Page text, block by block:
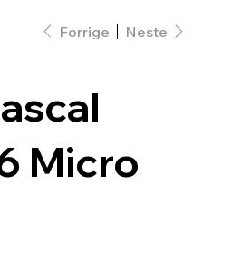
Forrige Neste
Micro